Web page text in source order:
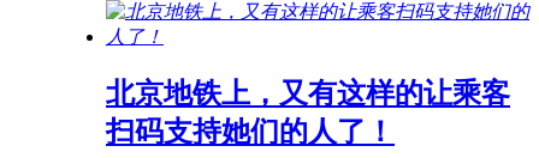
北京地铁上，又有这样的让乘客
扫码支持她们的人了！